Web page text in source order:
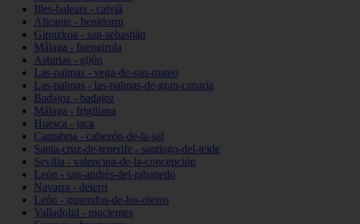
Illes-balears - calvià
Alicante - benidorm
Gipuzkoa - san-sebastián
Málaga - fuengirola
Asturias - gijón
Las-palmas - vega-de-san-mateo
Las-palmas - las-palmas-de-gran-canaria
Badajoz - badajoz
Málaga - frigiliana
Huesca - jaca
Cantabria - cabezón-de-la-sal
Santa-cruz-de-tenerife - santiago-del-teide
Sevilla - valencina-de-la-concepción
León - san-andrés-del-rabanedo
Navarra - deierri
León - gusendos-de-los-oteros
Valladolid - mucientes